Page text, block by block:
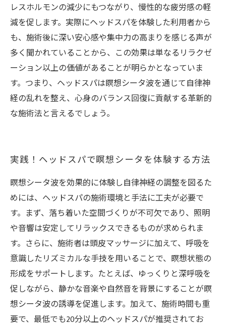
レスホルモンの減少にもつながり、慢性的な疲労感の軽
減を促します。実際にヘッドスパを体験した利用者から
も、施術後に深い安心感や集中力の高まりを感じる声が
多く聞かれていることから、この効果は単なるリラクゼ
ーション以上の価値があることが明らかとなっていま
す。つまり、ヘッドスパは瞑想シータ波を通じて自律神
経の乱れを整え、心身のバランス回復に貢献する革新的
な施術法と言えるでしょう。
実践！ヘッドスパで瞑想シータを体験する方法
瞑想シータ波を効果的に体験し自律神経の調整を図るた
めには、ヘッドスパの施術環境と手法に工夫が必要で
す。まず、落ち着いた空間づくりが不可欠であり、照明
や音響は安定してリラックスできるものが求められま
す。さらに、施術者は頭皮マッサージに加えて、呼吸を
意識したリズミカルな手技を用いることで、瞑想状態の
形成をサポートします。たとえば、ゆっくりと深呼吸を
促しながら、静かな音楽や自然音を背景にすることが瞑
想シータ波の誘導を促進します。加えて、施術時間も重
要で、最低でも20分以上のヘッドスパが推奨されてお